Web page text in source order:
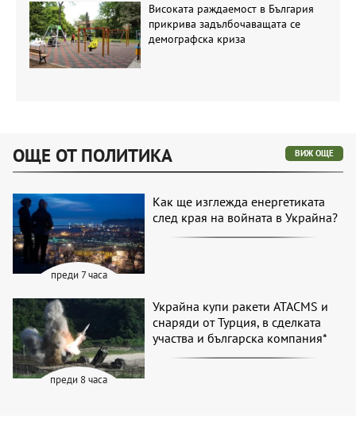
Високата раждаемост в България
прикрива задълбочаващата се
демографска криза
ОЩЕ ОТ ПОЛИТИКА ВИЖ ОЩЕ
преди 7 часа
Как ще изглежда енергетиката
след края на войната в Украйна?
преди 8 часа
Украйна купи ракети ATACMS и
снаряди от Турция, в сделката
участва и българска компания*